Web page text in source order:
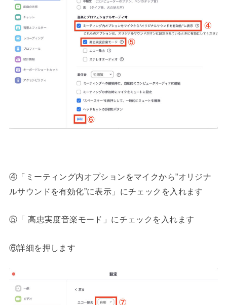
④「ミーティング内オプションをマイクから”オリジナ
ルサウンドを有効化”に表示」にチェックを入れます
⑤「 高忠実度音楽モード」にチェックを入れます
⑥詳細を押します